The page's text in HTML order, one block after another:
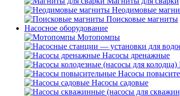
Неодимовые
Поисковые магниты
Насосное оборудование
Мотопомпы
Насосы дренажные
Насосы
Насосы садовые